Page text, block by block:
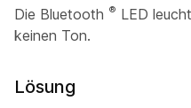
Die Bluetooth ® LED
keinen Ton.
Lösung